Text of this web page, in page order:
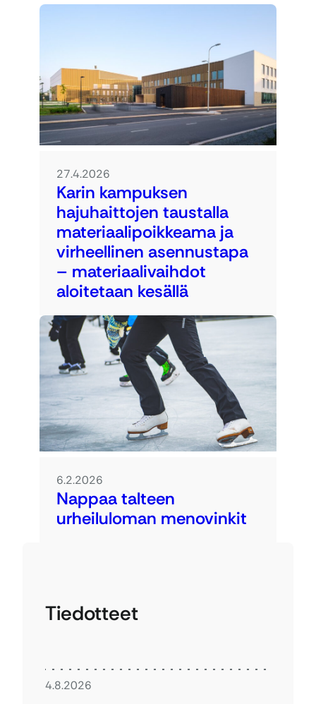
27.4.2026
Karin kampuksen
hajuhaittojen taustalla
materiaalipoikkeama ja
virheellinen asennustapa
– materiaalivaihdot
aloitetaan kesällä
6.2.2026
Nappaa talteen
urheiluloman menovinkit
Tiedotteet
4.8.2026